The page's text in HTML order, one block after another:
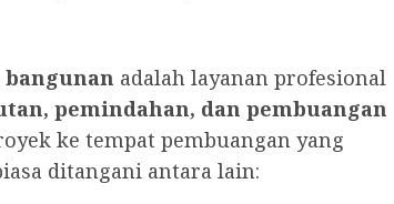
bangunan adalah layanan profesional
pemindahan, dan pembuangan
ke tempat pembuangan yang
ditangani antara lain: